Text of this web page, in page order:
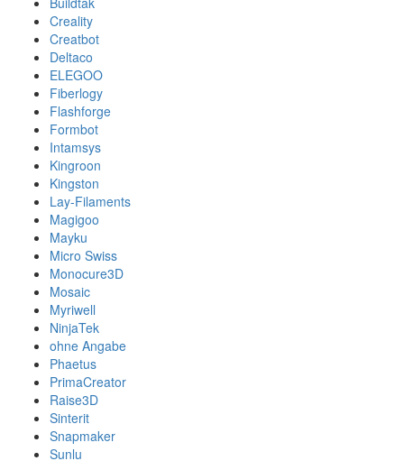
Creality
Creatbot
Deltaco
ELEGOO
Fiberlogy
Flashforge
Formbot
Intamsys
Kingroon
Kingston
Lay-Filaments
Magigoo
Mayku
Micro Swiss
Monocure3D
Mosaic
Myriwell
NinjaTek
ohne Angabe
Phaetus
PrimaCreator
Raise3D
Sinterit
Snapmaker
Sunlu